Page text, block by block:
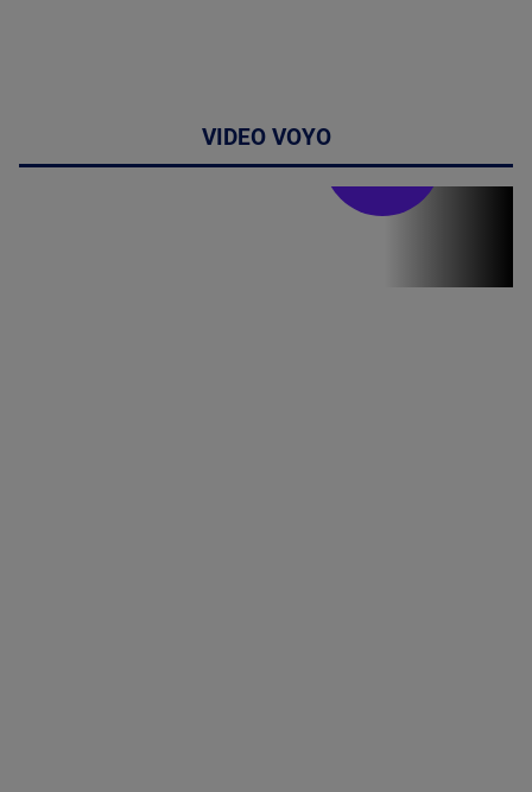
VIDEO VOYO